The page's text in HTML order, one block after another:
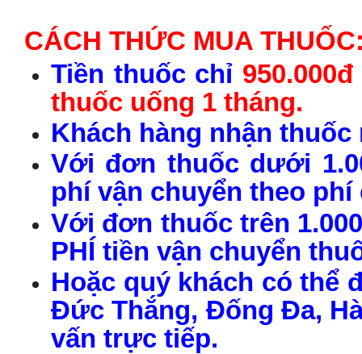
CÁCH THỨC MUA
Tiền thuốc chỉ
thuốc uống 1 tháng.
Khách hàng nhận
Với đơn thuốc dưới
phí vận chuyển theo
Với đơn thuốc trên
PHÍ tiền vận chuyển
Hoặc quý khách có thể
Đức Thắng, Đống Đa,
vấn trực tiếp.